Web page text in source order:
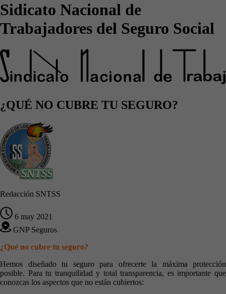
Sidicato Nacional de
Trabajadores del Seguro Social
¿QUÉ NO CUBRE TU SEGURO?
Redacción SNTSS
6 may 2021
GNP Seguros
¿Qué no cubre tu seguro?
Hemos diseñado tu seguro para ofrecerte la máxima protección
posible. Para tu tranquilidad y total transparencia, es importante que
conozcas los aspectos que no están cubiertos: